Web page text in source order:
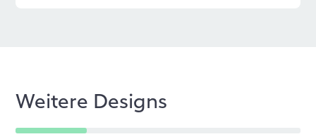
Weitere Designs